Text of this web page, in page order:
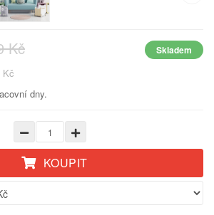
Kč Skladem
Kč
dny.
KOUPIT